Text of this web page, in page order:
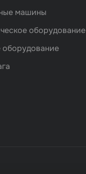
машины
оборудование